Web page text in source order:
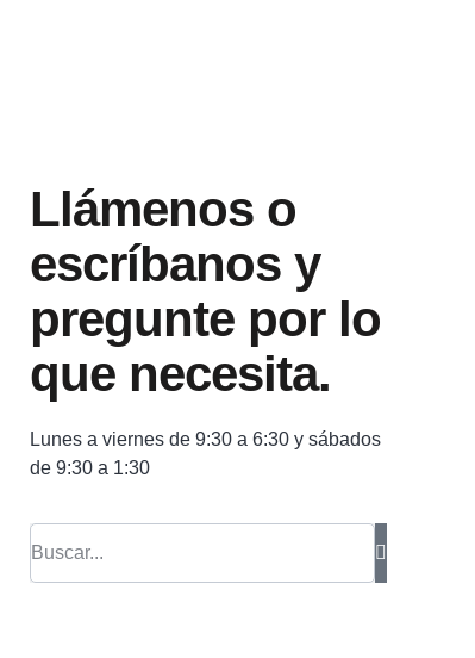
Llámenos o
escríbanos y
pregunte por lo
que necesita.
Lunes a viernes de 9:30 a 6:30 y sábados
de 9:30 a 1:30